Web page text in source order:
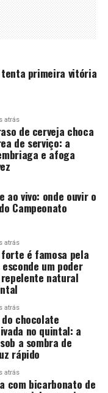
tenta primeira vitória
atrás
de cerveja choca
de serviço: a
e afoga
ao vivo: onde ouvir o
Campeonato
atrás
é famosa pela
um poder
natural
atrás
chocolate
no quintal: a
a sombra de
rápido
atrás
com bicarbonato de